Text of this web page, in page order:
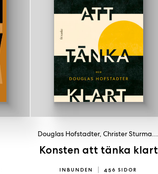
Konsten att tänka klart
Douglas Hofstadter, Christer Sturmark
INBUNDEN 456 SIDOR